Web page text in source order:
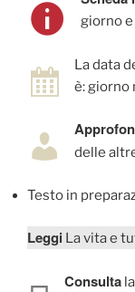
giorno
La data
è: giorno
delle
Testo in
Leggi La vita e
Consulta